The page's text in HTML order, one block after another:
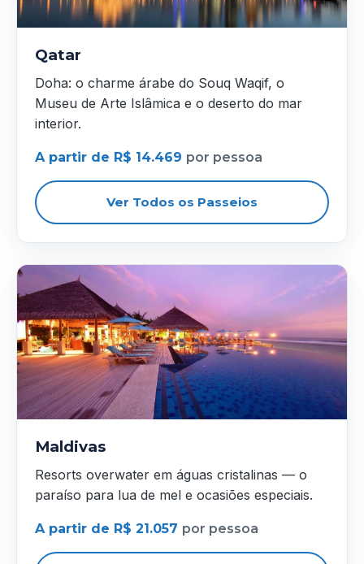
Qatar
Doha: o charme árabe do Souq Waqif, o
Museu de Arte Islâmica e o deserto do mar
interior.
A partir de R$ 14.469 por pessoa
Ver Todos os Passeios
Maldivas
Resorts overwater em águas cristalinas — o
paraíso para lua de mel e ocasiões especiais.
A partir de R$ 21.057 por pessoa